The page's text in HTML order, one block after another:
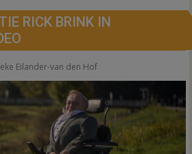
RICK BRINK IN
Eilander-van den Hof